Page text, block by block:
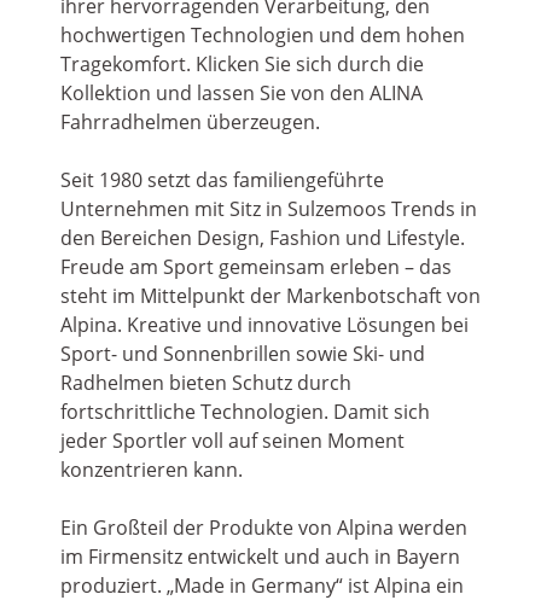
ihrer hervorragenden Verarbeitung, den
hochwertigen Technologien und dem hohen
Tragekomfort. Klicken Sie sich durch die
Kollektion und lassen Sie von den ALINA
Fahrradhelmen überzeugen.
Seit 1980 setzt das familiengeführte
Unternehmen mit Sitz in Sulzemoos Trends in
den Bereichen Design, Fashion und Lifestyle.
Freude am Sport gemeinsam erleben – das
steht im Mittelpunkt der Markenbotschaft von
Alpina. Kreative und innovative Lösungen bei
Sport- und Sonnenbrillen sowie Ski- und
Radhelmen bieten Schutz durch
fortschrittliche Technologien. Damit sich
jeder Sportler voll auf seinen Moment
konzentrieren kann.
Ein Großteil der Produkte von Alpina werden
im Firmensitz entwickelt und auch in Bayern
produziert. „Made in Germany“ ist Alpina ein